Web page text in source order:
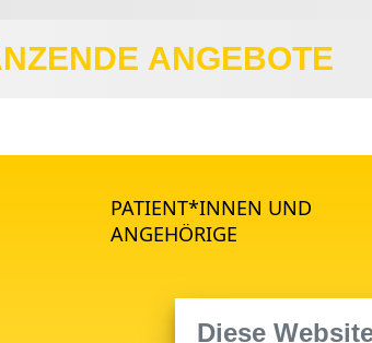
ANGEBOTE
PATIENT*INNEN UND
ANGEHÖRIGE
Diese